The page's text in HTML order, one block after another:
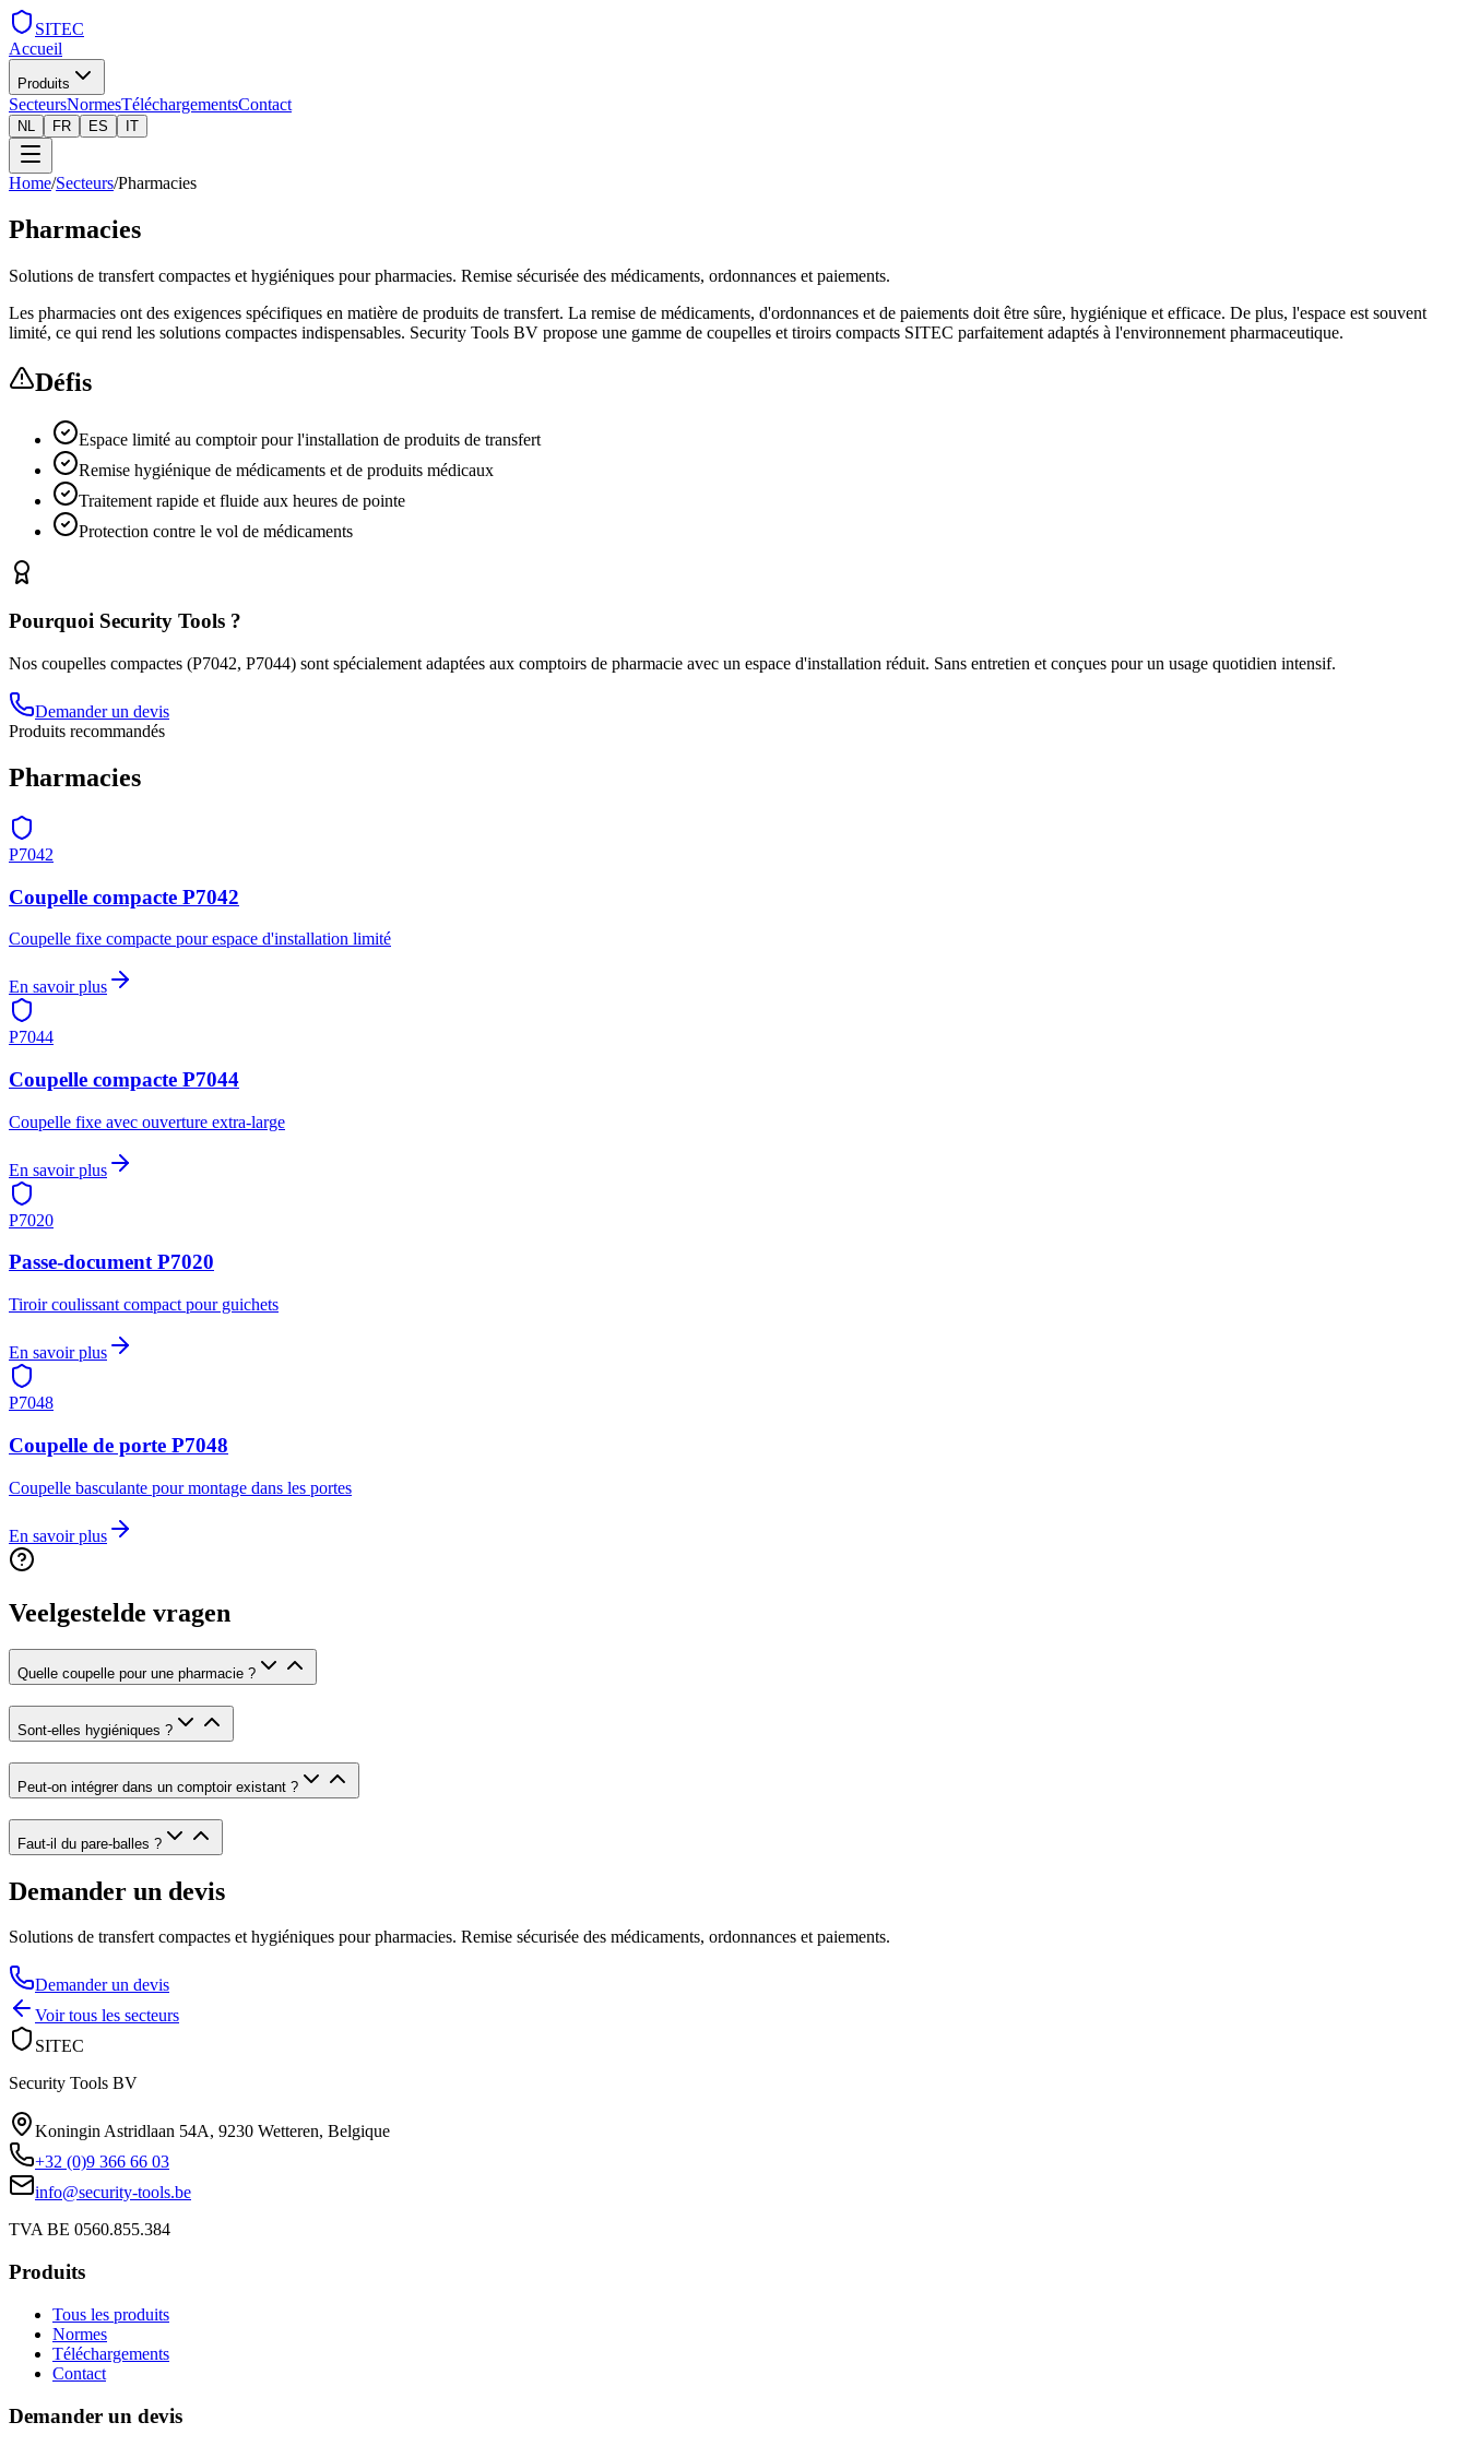
SITEC
Accueil
Produits
SecteursNormesTéléchargementsContact
NL FR ES IT
Home/Secteurs/Pharmacies
Pharmacies
Solutions de transfert compactes et hygiéniques pour pharmacies. Remise sécurisée des médicaments, ordonnances et paiements.
Les pharmacies ont des exigences spécifiques en matière de produits de transfert. La remise de médicaments, d'ordonnances et de paiements doit être sûre, hygiénique et efficace. De plus, l'espace est souvent
limité, ce qui rend les solutions compactes indispensables. Security Tools BV propose une gamme de coupelles et tiroirs compacts SITEC parfaitement adaptés à l'environnement pharmaceutique.
Défis
Espace limité au comptoir pour l'installation de produits de transfert
Remise hygiénique de médicaments et de produits médicaux
Traitement rapide et fluide aux heures de pointe
Protection contre le vol de médicaments
Pourquoi Security Tools ?
Nos coupelles compactes (P7042, P7044) sont spécialement adaptées aux comptoirs de pharmacie avec un espace d'installation réduit. Sans entretien et conçues pour un usage quotidien intensif.
Demander un devis
Produits recommandés
Pharmacies
P7042
Coupelle compacte P7042
Coupelle fixe compacte pour espace d'installation limité
En savoir plus
P7044
Coupelle compacte P7044
Coupelle fixe avec ouverture extra-large
En savoir plus
P7020
Passe-document P7020
Tiroir coulissant compact pour guichets
En savoir plus
P7048
Coupelle de porte P7048
Coupelle basculante pour montage dans les portes
En savoir plus
Veelgestelde vragen
Quelle coupelle pour une pharmacie ?
Sont-elles hygiéniques ?
Peut-on intégrer dans un comptoir existant ?
Faut-il du pare-balles ?
Demander un devis
Solutions de transfert compactes et hygiéniques pour pharmacies. Remise sécurisée des médicaments, ordonnances et paiements.
Demander un devis
Voir tous les secteurs
SITEC
Security Tools BV
Koningin Astridlaan 54A, 9230 Wetteren, Belgique
+32 (0)9 366 66 03
info@security-tools.be
TVA BE 0560.855.384
Produits
Tous les produits
Normes
Téléchargements
Contact
Demander un devis